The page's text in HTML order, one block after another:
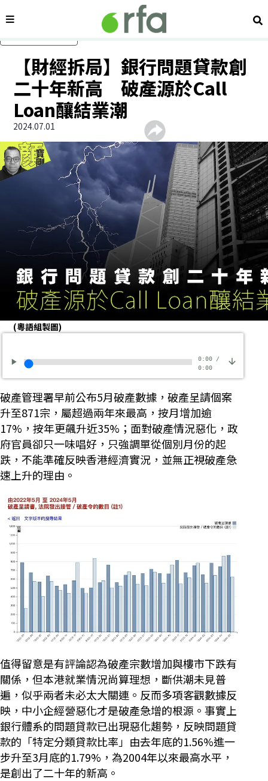
內容分類 搜
【財經拆局】銀行問題貸款創
二十年新高 破產源於Call
Loan釀結業潮
2024.07.01
(粵語組製圖)
0:00/
0:00
破產管理署早前公布5月破產數據，破產呈請個案
升至871宗，屬超過兩年來最高，按月增加逾
17%，按年更飆升近35%；面對破產情況惡化，政
府官員卻只一味唱好，只強調單從個別月份的起
跌，不能準確反映香港經濟實況，並無正視破產急
速上升的理由。
值得留意是有評論認為破產宗數增加與樓市下跌有
關係，但本港就業情況尚算理想，斷供潮未見普
遍，似乎兩者未必太大關連。反而多項客觀數據反
映，中小企經營惡化才是破產急增的根源。事實上
銀行體系的問題貸款已出現惡化趨勢，反映問題貸
款的「特定分類貸款比率」由去年底的1.56%進一
步升至3月底的1.79%，為2004年以來最高水平，
是創出了二十年的新高。